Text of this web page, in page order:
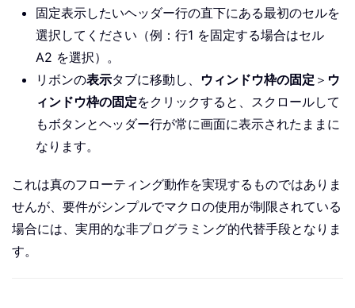
固定表示したいヘッダー行の直下にある最初のセルを
選択してください（例：行1 を固定する場合はセル
A2 を選択）。
リボンの表示タブに移動し、 ウィンドウ枠の固定 ＞ ウ
ィンドウ枠の固定をクリックすると、スクロールして
もボタンとヘッダー行が常に画面に表示されたままに
なります。
これは真のフローティング動作を実現するものではありま
せんが、要件がシンプルでマクロの使用が制限されている
場合には、実用的な非プログラミング的代替手段となりま
す。